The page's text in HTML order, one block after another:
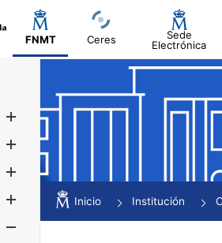
FNMT Ceres
Sede
Electrónica
Mostrar/Ocultar
Mostrar/Ocultar
Inicio Institución